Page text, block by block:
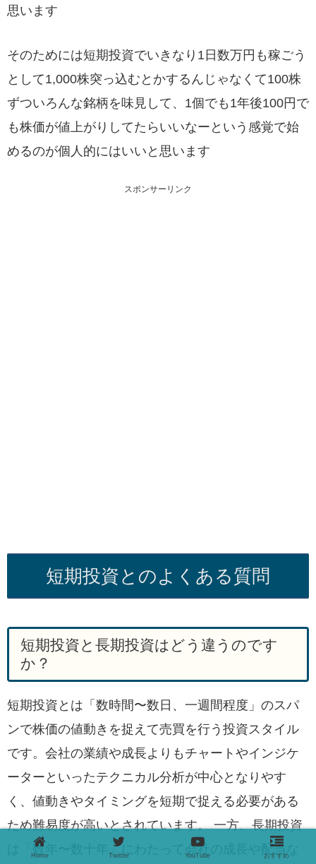
思います
そのためには短期投資でいきなり1日数万円も稼ごう
として1,000株突っ込むとかするんじゃなくて100株
ずついろんな銘柄を味見して、1個でも1年後100円で
も株価が値上がりしてたらいいなーという感覚で始
めるのが個人的にはいいと思います
スポンサーリンク
短期投資とのよくある質問
短期投資と長期投資はどう違うのです
か？
短期投資とは「数時間〜数日、一週間程度」のスパ
ンで株価の値動きを捉えて売買を行う投資スタイル
です。会社の業績や成長よりもチャートやインジケ
ーターといったテクニカル分析が中心となりやす
く、値動きやタイミングを短期で捉える必要がある
ため難易度が高いとされています。 一方、長期投資
は「数年〜数十年」にわたって会社の成長や配当な
Home Twitter YouTube おすすめ